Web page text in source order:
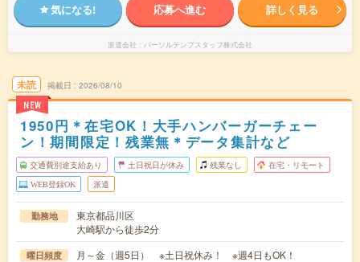
気になる! 応募へ進む 詳しく見る
派遣会社 パーソルテンプスタッフ株式会社
未読
NEW
掲載日 2026/08/10
1950円＊在宅OK！大手ハンバーガーチェー
ン！期間限定！残業無＊データ集計など
交通費別途支給あり 土日祝日が休み 残業なし 在宅・リモート
WEB登録OK 派遣
勤務地
東京都品川区
大崎駅から徒歩2分
曜日頻度 月～金（週5日） ※土日祝休み！ ※週4日もOK！